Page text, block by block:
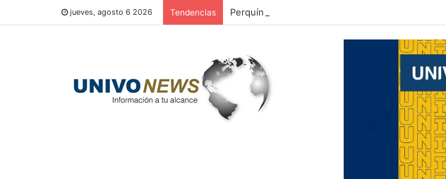
jueves, agosto 6 2026 Tendencias Perquín vivió su Festival de Invierno